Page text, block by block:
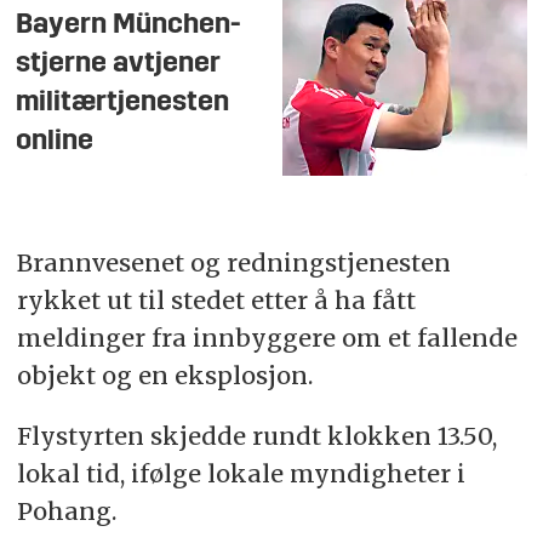
Bayern München-
stjerne avtjener
militærtjenesten
online
Brannvesenet og redningstjenesten
rykket ut til stedet etter å ha fått
meldinger fra innbyggere om et fallende
objekt og en eksplosjon.
Flystyrten skjedde rundt klokken 13.50,
lokal tid, ifølge lokale myndigheter i
Pohang.